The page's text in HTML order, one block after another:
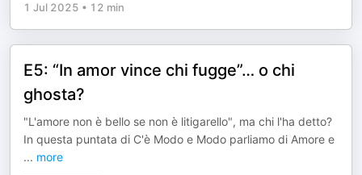
1 Jul 2025 • 12 min
E5: “In amor vince chi fugge”… o chi
ghosta?
"L'amore non è bello se non è litigarello", ma chi l'ha detto?
In questa puntata di C'è Modo e Modo parliamo di Amore e
... more